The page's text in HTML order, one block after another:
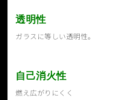
透明性
ガラスに等しい透明性。
自己消火性
燃え広がりにくく